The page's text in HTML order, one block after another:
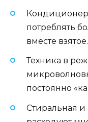
потреблять
вместе взятое.
Техника в
постоянно
Стиральная